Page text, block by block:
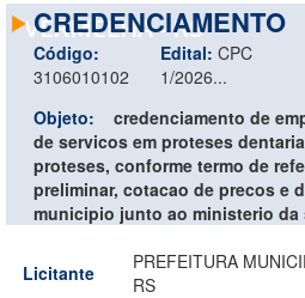
VERMELHA - RS
CREDENCIAMENTO
Código:
3106010102
Edital: CPC
1/2026...
Objeto:
credenciamento de
de servicos em proteses
proteses, conforme termo de
preliminar, cotacao de precos e
municipio junto ao ministerio da
Licitante
PREFEITURA
RS